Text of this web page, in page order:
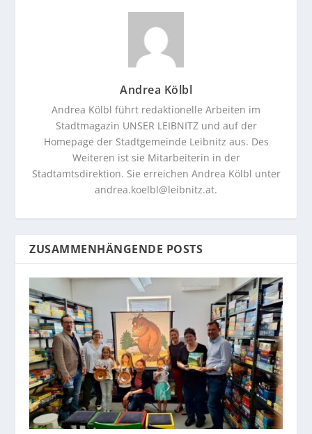
Andrea Kölbl
Andrea Kölbl führt redaktionelle Arbeiten im
Stadtmagazin UNSER LEIBNITZ und auf der
Homepage der Stadtgemeinde Leibnitz aus. Des
Weiteren ist sie Mitarbeiterin in der
Stadtamtsdirektion. Sie erreichen Andrea Kölbl unter
andrea.koelbl@leibnitz.at.
ZUSAMMENHÄNGENDE POSTS